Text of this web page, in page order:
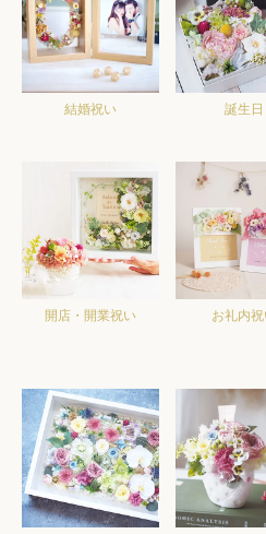
結婚祝い 誕生日
開店・開業祝い お礼内